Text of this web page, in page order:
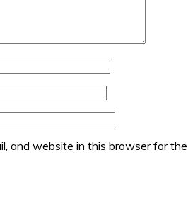
and website in this browser for the